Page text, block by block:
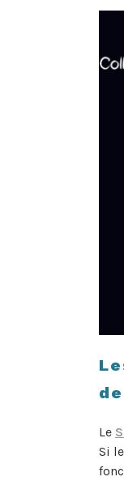
Le
Si